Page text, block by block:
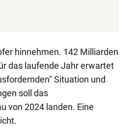
hinnehmen. 142 Milliarden
das laufende Jahr erwartet
Situation und
soll das
von 2024 landen. Eine